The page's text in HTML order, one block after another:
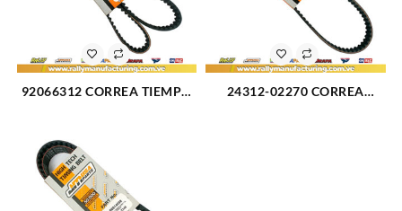
92066312 CORREA TIEMPO
10 EPICA 2.0L NUBIRA 99-02
169 DIENTES (2347)
24312-02270 CORREA